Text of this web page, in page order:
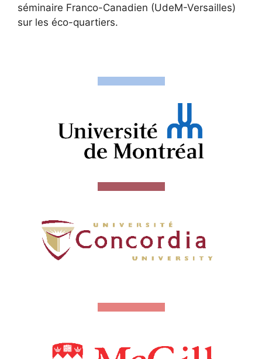
séminaire Franco-Canadien (UdeM-Versailles)
sur les éco-quartiers.